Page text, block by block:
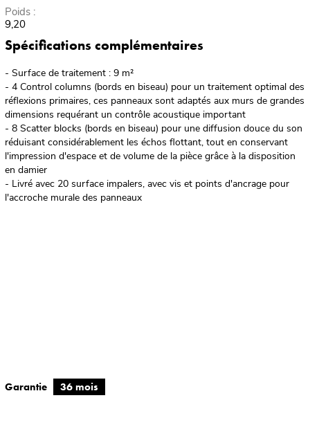
Poids :
9,20
Spécifications complémentaires
- Surface de traitement : 9 m²
- 4 Control columns (bords en biseau) pour un traitement optimal des
réflexions primaires, ces panneaux sont adaptés aux murs de grandes
dimensions requérant un contrôle acoustique important
- 8 Scatter blocks (bords en biseau) pour une diffusion douce du son
réduisant considérablement les échos flottant, tout en conservant
l'impression d'espace et de volume de la pièce grâce à la disposition
en damier
- Livré avec 20 surface impalers, avec vis et points d'ancrage pour
l'accroche murale des panneaux
Garantie 36 mois